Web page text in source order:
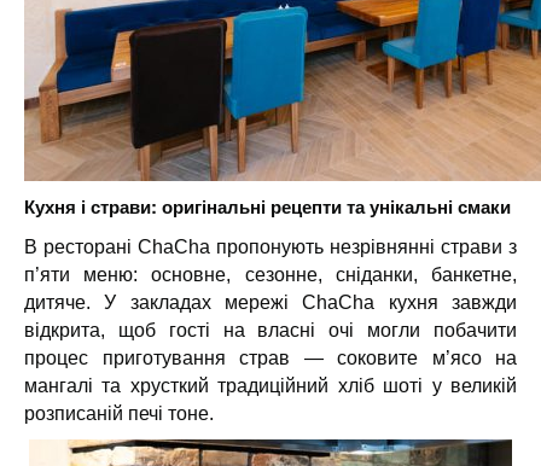
Кухня і страви: оригінальні рецепти та унікальні смаки
В ресторані ChaCha пропонують незрівнянні страви з
п’яти меню: основне, сезонне, сніданки, банкетне,
дитяче. У закладах мережі ChaCha кухня завжди
відкрита, щоб гості на власні очі могли побачити
процес приготування страв — соковите м’ясо на
мангалі та хрусткий традиційний хліб шоті у великій
розписаній печі тоне.